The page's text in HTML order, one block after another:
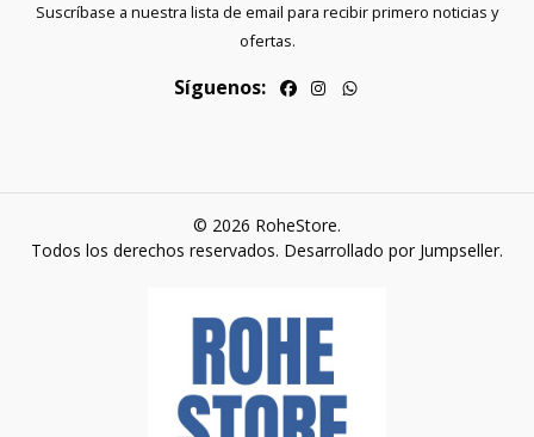
Suscríbase a nuestra lista de email para recibir primero noticias y
ofertas.
Síguenos:
© 2026 RoheStore.
Todos los derechos reservados. Desarrollado por Jumpseller.